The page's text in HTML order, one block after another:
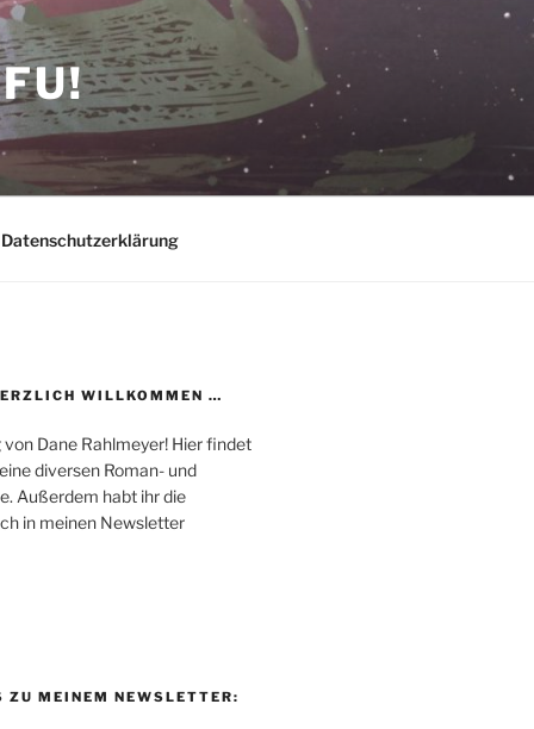
Datenschutzerklärung
WILLKOMMEN …
Dane Rahlmeyer! Hier findet
diversen Roman- und
Außerdem habt ihr die
in meinen Newsletter
ZU MEINEM NEWSLETTER: